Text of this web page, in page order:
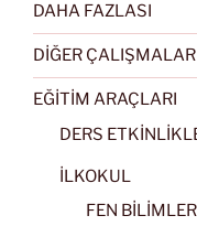
DAHA FAZLASI
DİĞER ÇALIŞMALAR
EĞİTİM ARAÇLARI
DERS
İLKOKUL
FEN